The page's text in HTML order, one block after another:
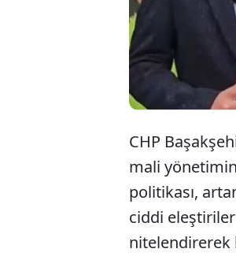
CHP
mali
politikası,
ciddi
nitelendirerek